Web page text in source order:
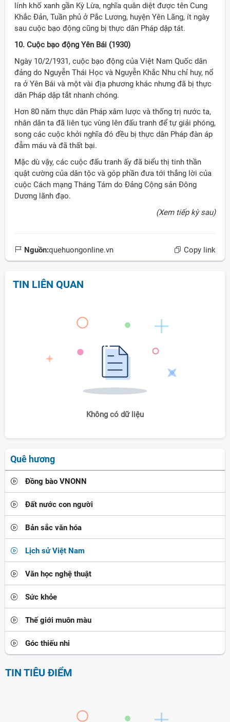
lính khố xanh gần Kỳ Lừa, nghĩa quân diệt được tên Cung
Khắc Đản, Tuần phủ ở Pắc Lương, huyện Yên Lãng, ít ngày
sau cuộc bạo động cũng bị thực dân Pháp dập tát.
10. Cuộc bạo động Yên Bái (1930)
Ngày 10/2/1931, cuộc bạo động của Việt Nam Quốc dân
đảng do Nguyễn Thái Học và Nguyễn Khắc Nhu chỉ huy, nổ
ra ở Yên Bái và một vài địa phương khác nhưng đã bị thực
dân Pháp dập tắt nhanh chóng.
Hơn 80 năm thực dân Pháp xâm lược và thống trị nước ta,
nhân dân ta đã liên tục vùng lên đấu tranh để tự giải phóng,
song các cuộc khởi nghĩa đó đều bị thực dân Pháp đàn áp
đẫm máu và đã thất bại.
Mặc dù vậy, các cuộc đấu tranh ấy đã biểu thị tinh thần
quật cường của dân tộc và góp phần đưa tới thắng lời của
cuộc Cách mạng Tháng Tám do Đảng Cộng sản Đông
Dương lãnh đạo.
(Xem tiếp kỳ sau)
Nguồn:quehuongonline.vn Copy link
TIN LIÊN QUAN
Không có dữ liệu
Quê hương
Đồng bào VNONN
Đất nước con người
Bản sắc văn hóa
Lịch sử Việt Nam
Văn học nghệ thuật
Sức khỏe
Thế giới muôn màu
Góc thiếu nhi
TIN TIÊU ĐIỂM